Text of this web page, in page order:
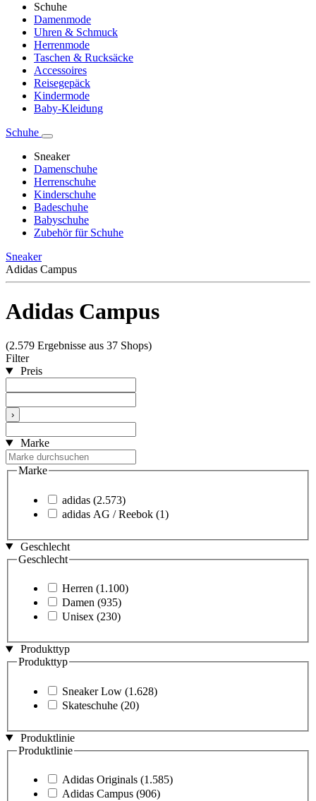
Schuhe
Damenmode
Uhren & Schmuck
Herrenmode
Taschen & Rucksäcke
Accessoires
Reisegepäck
Kindermode
Baby-Kleidung
Schuhe
Sneaker
Damenschuhe
Herrenschuhe
Kinderschuhe
Badeschuhe
Babyschuhe
Zubehör für Schuhe
Sneaker
Adidas Campus
Adidas Campus
(2.579 Ergebnisse aus 37 Shops)
Filter
Preis
›
Marke
Marke
adidas (2.573)
adidas AG / Reebok (1)
Geschlecht
Geschlecht
Herren (1.100)
Damen (935)
Unisex (230)
Produkttyp
Produkttyp
Sneaker Low (1.628)
Skateschuhe (20)
Produktlinie
Produktlinie
Adidas Originals (1.585)
Adidas Campus (906)